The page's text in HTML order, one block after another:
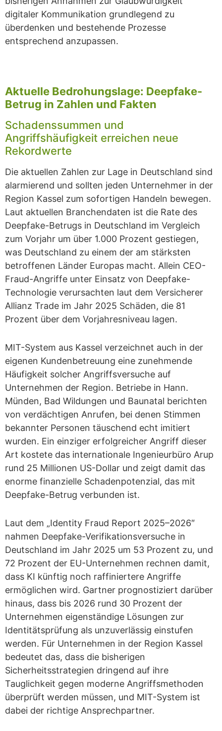
digitaler Kommunikation grundlegend zu
überdenken und bestehende Prozesse
entsprechend anzupassen.
Aktuelle Bedrohungslage: Deepfake-
Betrug in Zahlen und Fakten
Schadenssummen und
Angriffshäufigkeit erreichen neue
Rekordwerte
Die aktuellen Zahlen zur Lage in Deutschland sind
alarmierend und sollten jeden Unternehmer in der
Region Kassel zum sofortigen Handeln bewegen.
Laut aktuellen Branchendaten ist die Rate des
Deepfake-Betrugs in Deutschland im Vergleich
zum Vorjahr um über 1.000 Prozent gestiegen,
was Deutschland zu einem der am stärksten
betroffenen Länder Europas macht. Allein CEO-
Fraud-Angriffe unter Einsatz von Deepfake-
Technologie verursachten laut dem Versicherer
Allianz Trade im Jahr 2025 Schäden, die 81
Prozent über dem Vorjahresniveau lagen.
MIT-System aus Kassel verzeichnet auch in der
eigenen Kundenbetreuung eine zunehmende
Häufigkeit solcher Angriffsversuche auf
Unternehmen der Region. Betriebe in Hann.
Münden, Bad Wildungen und Baunatal berichten
von verdächtigen Anrufen, bei denen Stimmen
bekannter Personen täuschend echt imitiert
wurden. Ein einziger erfolgreicher Angriff dieser
Art kostete das internationale Ingenieurbüro Arup
rund 25 Millionen US-Dollar und zeigt damit das
enorme finanzielle Schadenpotenzial, das mit
Deepfake-Betrug verbunden ist.
Laut dem „Identity Fraud Report 2025–2026″
nahmen Deepfake-Verifikationsversuche in
Deutschland im Jahr 2025 um 53 Prozent zu, und
72 Prozent der EU-Unternehmen rechnen damit,
dass KI künftig noch raffiniertere Angriffe
ermöglichen wird. Gartner prognostiziert darüber
hinaus, dass bis 2026 rund 30 Prozent der
Unternehmen eigenständige Lösungen zur
Identitätsprüfung als unzuverlässig einstufen
werden. Für Unternehmen in der Region Kassel
bedeutet das, dass die bisherigen
Sicherheitsstrategien dringend auf ihre
Tauglichkeit gegen moderne Angriffsmethoden
überprüft werden müssen, und MIT-System ist
dabei der richtige Ansprechpartner.